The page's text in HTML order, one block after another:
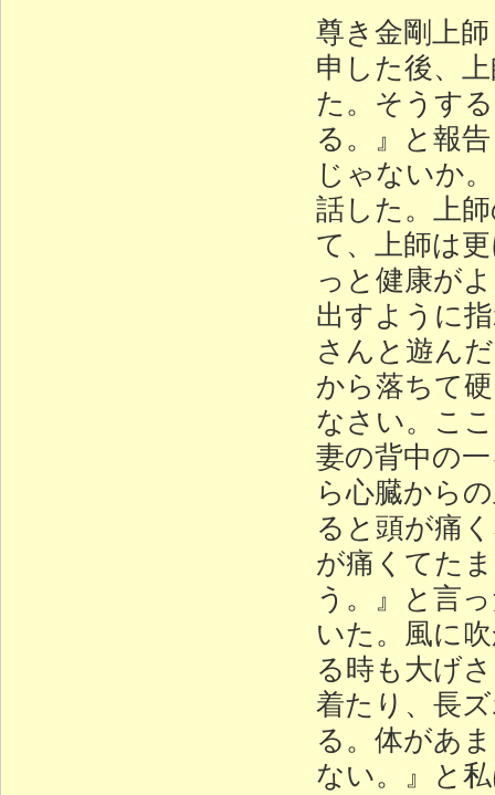
尊き金剛上
申した後、
た。そうす
る。』と報
じゃないか
話した。上
て、上師は
っと健康が
出すように
さんと遊ん
から落ちて
なさい。こ
妻の背中の
ら心臓から
ると頭が痛
が痛くてた
う。』と言
いた。風に
る時も大げ
着たり、長
る。体があ
ない。』と